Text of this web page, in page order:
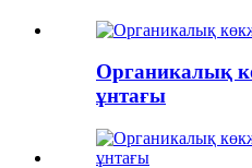
Органикалық
ұнтағы